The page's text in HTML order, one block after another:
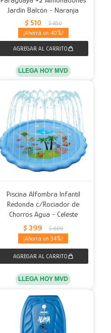
Jardín Balcón - Naranja
$ 510 $ 850
40
LLEGA HOY MVD
Piscina Alfombra Infantil
Redonda c/Rociador de
Chorros Agua - Celeste
$ 399 $ 609
34
LLEGA HOY MVD